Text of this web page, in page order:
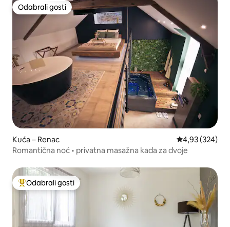
Odabrali gosti
Odabrali gosti
Kuća – Renac Prosječna
4,93 (324)
Romantična noć • privatna masažna kada za dvoje
Među najviše rangiranima s oznakom „Odabrali gosti”
Odabrali gosti